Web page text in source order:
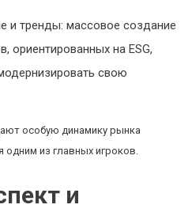
и тренды: массовое создание
ориентированных на ESG,
свою
особую динамику рынка
одним из главных игроков.
и